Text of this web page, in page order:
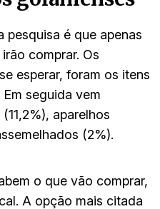
é que apenas
comprar. Os
esperar, foram os itens
seguida vem
aparelhos
(2%).
o que vão comprar,
A opção mais citada